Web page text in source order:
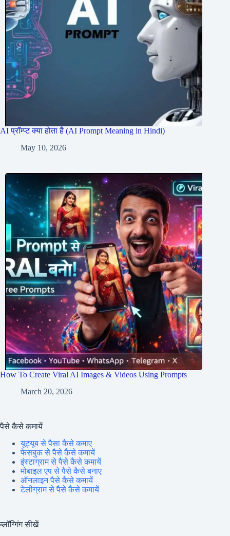
AI प्रॉम्प्ट क्या होता है (AI Prompt Meaning in Hindi)
May 10, 2026
How To Create Viral AI Images & Videos Using Prompts
March 20, 2026
पैसे कैसे कमायें
यूट्यूब से पैसा कैसे कमाए
फेसबुक से पैसे कैसे कमायें
इंस्टाग्राम से पैसे कैसे कमायें
मोबाइल एप से पैसे कैसे बनाए
ऑनलाइन पैसे कैसे कमायें
टेलीग्राम से पैसे कैसे कमायें
ब्लॉग्गिंग सीखें